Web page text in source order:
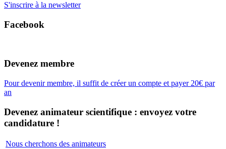
S'inscrire à la newsletter
Facebook
Devenez membre
Pour devenir membre, il suffit de créer un compte et payer 20€ par
an
Devenez animateur scientifique : envoyez votre
candidature !
Nous cherchons des animateurs